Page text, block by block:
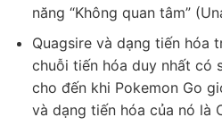
năng “Không quan tâm”
Quagsire và dạng tiến hóa
chuỗi tiến hóa duy nhất có
cho đến khi Pokemon Go
và dạng tiến hóa của nó là